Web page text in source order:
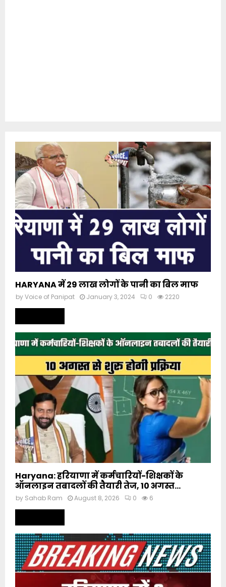
HARYANA में 29 लाख लोगों के पानी का बिल माफ
byVoice of Panipat January 3, 2024 0 2220
Haryana: हरियाणा में कर्मचारियों-शिक्षकों के
ऑनलाइन तबादलों की तैयारी तेज, 10 अगस्त...
by Sahab Ram August 8, 2026 0 6